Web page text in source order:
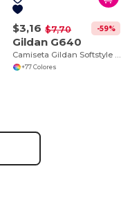
$3,16 $7,70 -59%
Gildan G640
Camiseta Gildan Softstyle de Algodón Suave
+77 Colores